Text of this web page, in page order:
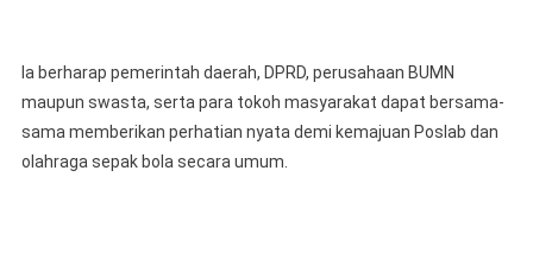
Ia berharap pemerintah daerah, DPRD, perusahaan BUMN
maupun swasta, serta para tokoh masyarakat dapat bersama-
sama memberikan perhatian nyata demi kemajuan Poslab dan
olahraga sepak bola secara umum.